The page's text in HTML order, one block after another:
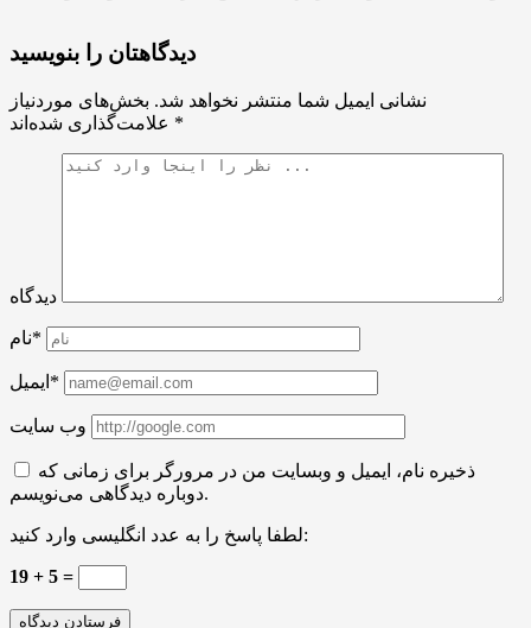
دیدگاهتان را بنویسید
نشانی ایمیل شما منتشر نخواهد شد. بخش‌های موردنیاز
*
دیدگاه
نام*
ایمیل*
وب سایت
ذخیره نام، ایمیل و وبسایت من در مرورگر برای زمانی که
دوباره دیدگاهی می‌نویسم.
لطفا پاسخ را به عدد انگلیسی وارد کنید:
19 + 5 =